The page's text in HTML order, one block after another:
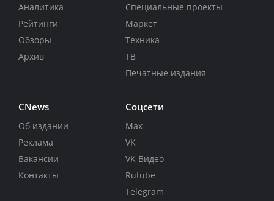
Аналитика
Рейтинги
Обзоры
Архив
Специальные проекты
Маркет
Техника
ТВ
Печатные издания
CNews
Об издании
Реклама
Вакансии
Контакты
Соцсети
Max
VK
VK Видео
Rutube
Telegram